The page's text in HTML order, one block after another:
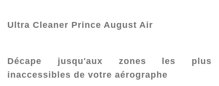
Ultra Cleaner Prince August Air
Décape jusqu'aux zones les plus
inaccessibles de votre aérographe